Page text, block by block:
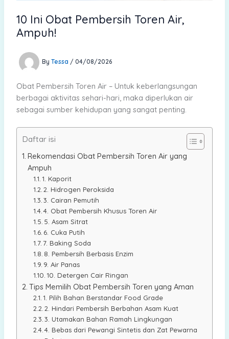
10 Ini Obat Pembersih Toren Air,
Ampuh!
By Tessa / 04/08/2026
Obat Pembersih Toren Air – Untuk keberlangsungan
berbagai aktivitas sehari-hari, maka diperlukan air
sebagai sumber kehidupan yang sangat penting.
Daftar isi
Rekomendasi Obat Pembersih Toren Air yang
Ampuh
1. Kaporit
2. Hidrogen Peroksida
3. Cairan Pemutih
4. Obat Pembersih Khusus Toren Air
5. Asam Sitrat
6. Cuka Putih
7. Baking Soda
8. Pembersih Berbasis Enzim
9. Air Panas
10. Detergen Cair Ringan
Tips Memilih Obat Pembersih Toren yang Aman
1. Pilih Bahan Berstandar Food Grade
2. Hindari Pembersih Berbahan Asam Kuat
3. Utamakan Bahan Ramah Lingkungan
4. Bebas dari Pewangi Sintetis dan Zat Pewarna